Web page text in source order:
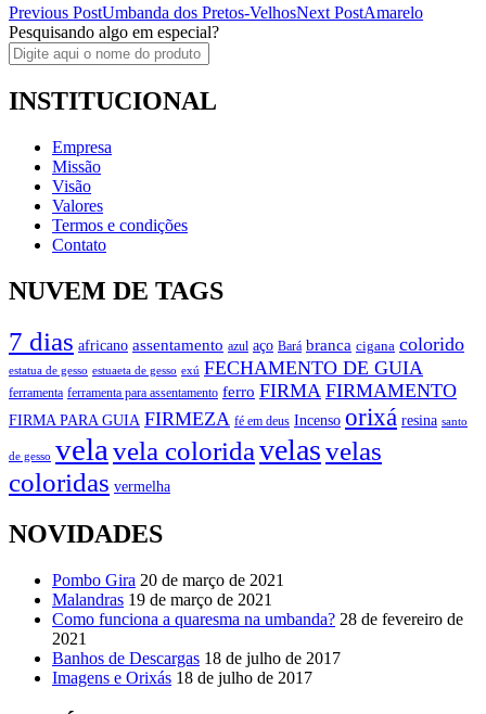
Post
navigation
Previous PostUmbanda dos Pretos-VelhosNext PostAmarelo
Pesquisando algo em especial?
INSTITUCIONAL
Empresa
Missão
Visão
Valores
Termos e condições
Contato
NUVEM DE TAGS
7 dias africano assentamento azul aço Bará branca cigana colorido
estatua de gesso estuaeta de gesso exú FECHAMENTO DE GUIA
ferramenta ferramenta para assentamento ferro FIRMA FIRMAMENTO
FIRMA PARA GUIA FIRMEZA fé em deus Incenso orixá resina santo
de gesso velavela coloridavelasvelas
coloridas vermelha
NOVIDADES
Pombo Gira 20 de março de 2021
Malandras 19 de março de 2021
Como funciona a quaresma na umbanda? 28 de fevereiro de
2021
Banhos de Descargas 18 de julho de 2017
Imagens e Orixás 18 de julho de 2017